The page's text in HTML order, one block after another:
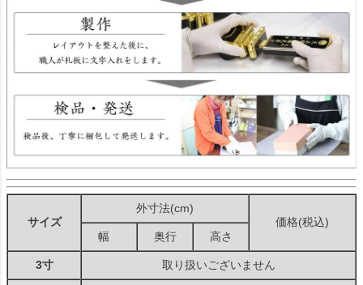
サイズ
外寸法(cm)
価格(税込)
幅
奥行 高さ
3寸 取り扱いございません